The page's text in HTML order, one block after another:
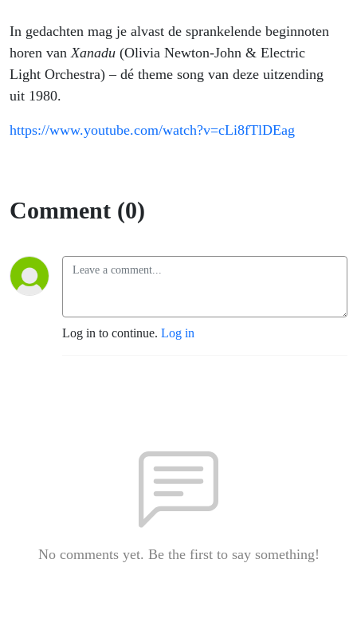
In gedachten mag je alvast de sprankelende beginnoten
horen vanXanadu (Olivia Newton-John & Electric
Light Orchestra) – dé theme song van deze uitzending
uit 1980.
https://www.youtube.com/watch?v=cLi8fTlDEag
Comment (0)
Log in to continue. Log in
No comments yet. Be the first to say something!